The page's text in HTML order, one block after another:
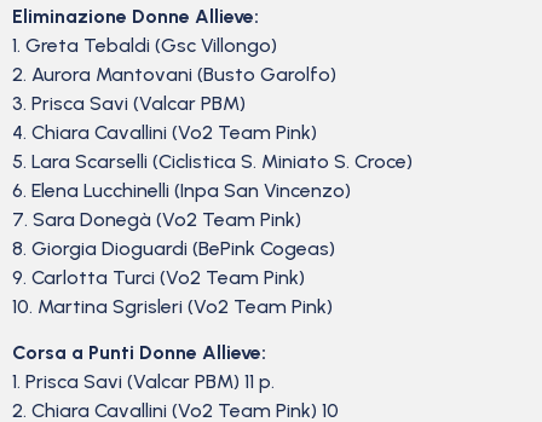
Eliminazione Donne Allieve:
1. Greta Tebaldi (Gsc Villongo)
2. Aurora Mantovani (Busto Garolfo)
3. Prisca Savi (Valcar PBM)
4. Chiara Cavallini (Vo2 Team Pink)
5. Lara Scarselli (Ciclistica S. Miniato S. Croce)
6. Elena Lucchinelli (Inpa San Vincenzo)
7. Sara Donegà (Vo2 Team Pink)
8. Giorgia Dioguardi (BePink Cogeas)
9. Carlotta Turci (Vo2 Team Pink)
10. Martina Sgrisleri (Vo2 Team Pink)
Corsa a Punti Donne Allieve:
1. Prisca Savi (Valcar PBM) 11 p.
2. Chiara Cavallini (Vo2 Team Pink) 10